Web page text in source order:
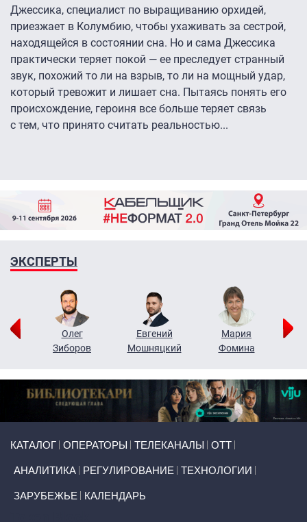
Джессика, специалист по выращиванию орхидей,
приезжает в Колумбию, чтобы ухаживать за сестрой,
находящейся в состоянии сна. Но и сама Джессика
практически теряет покой — ее преследует странный
звук, похожий то ли на взрыв, то ли на мощный удар,
который тревожит и лишает сна. Пытаясь понять его
происхождение, героиня все больше теряет связь
с тем, что принято считать реальностью...
ЭКСПЕРТЫ
Олег
Зиборов
Евгений
Мошняцкий
Мария
Фомина
КАТАЛОГ ОПЕРАТОРЫ ТЕЛЕКАНАЛЫ ОТТ
АНАЛИТИКА РЕГУЛИРОВАНИЕ ТЕХНОЛОГИИ
ЗАРУБЕЖЬЕ КАЛЕНДАРЬ